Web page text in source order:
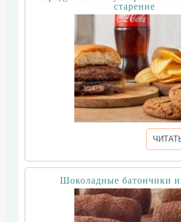
старение
Шоколадные батончики